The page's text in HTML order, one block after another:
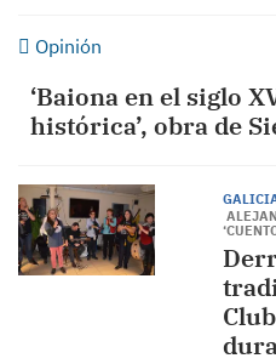
Opinión
‘Baiona en el siglo
histórica’, obra de